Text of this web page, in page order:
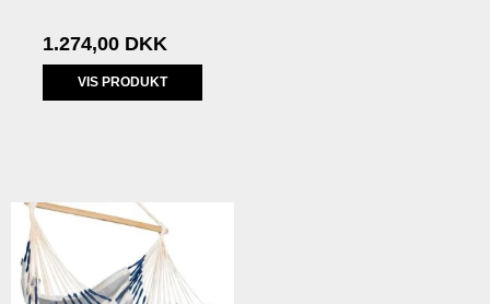
1.274,00 DKK
VIS PRODUKT